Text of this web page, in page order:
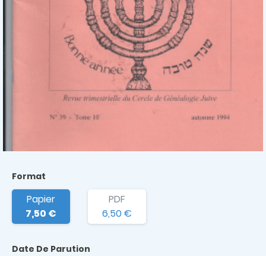
Format
Papier
7,50 €
PDF
6,50 €
Date De Parution